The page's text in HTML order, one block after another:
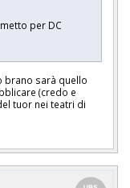
per DC
brano sarà quello
(credo e
tuor nei teatri di